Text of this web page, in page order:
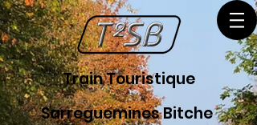
Train Touristique
Sarreguemines Bitche